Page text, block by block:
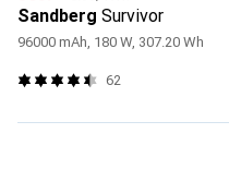
Sandberg Survivor
96000 mAh, 180 W, 307.20 Wh
62